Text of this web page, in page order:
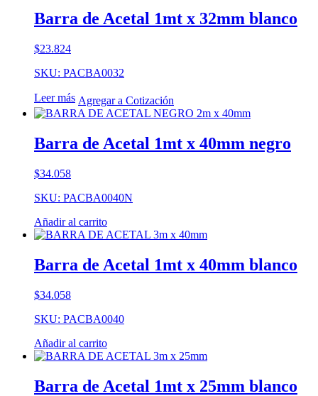
Barra de Acetal 1mt x 32mm blanco
$23.824
SKU: PACBA0032
Leer más Agregar a Cotización
Barra de Acetal 1mt x 40mm negro
$34.058
SKU: PACBA0040N
Añadir al carrito
Barra de Acetal 1mt x 40mm blanco
$34.058
SKU: PACBA0040
Añadir al carrito
Barra de Acetal 1mt x 25mm blanco